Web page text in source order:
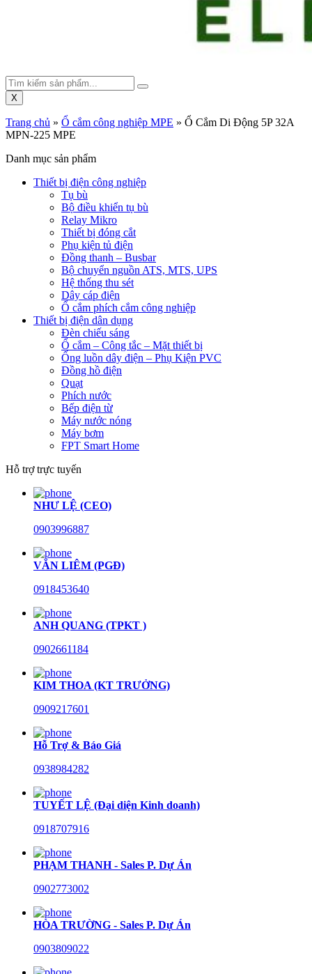
X
Trang chủ » Ổ cắm công nghiệp MPE » Ổ Cắm Di Động 5P 32A
MPN-225 MPE
Danh mục sản phẩm
Thiết bị điện công nghiệp
Tụ bù
Bộ điều khiển tụ bù
Relay Mikro
Thiết bị đóng cắt
Phụ kiện tủ điện
Đồng thanh – Busbar
Bộ chuyển nguồn ATS, MTS, UPS
Hệ thống thu sét
Dây cáp điện
Ổ cắm phích cắm công nghiệp
Thiết bị điện dân dụng
Đèn chiếu sáng
Ổ cắm – Công tắc – Mặt thiết bị
Ống luồn dây điện – Phụ Kiện PVC
Đồng hồ điện
Quạt
Phích nước
Bếp điện từ
Máy nước nóng
Máy bơm
FPT Smart Home
Hỗ trợ trực tuyến
NHƯ LỆ (CEO)
0903996887
VĂN LIÊM (PGĐ)
0918453640
ANH QUANG (TPKT )
0902661184
KIM THOA (KT TRƯỞNG)
0909217601
Hỗ Trợ & Báo Giá
0938984282
TUYẾT LỆ (Đại diện Kinh doanh)
0918707916
PHẠM THANH - Sales P. Dự Án
0902773002
HÒA TRƯỜNG - Sales P. Dự Án
0903809022